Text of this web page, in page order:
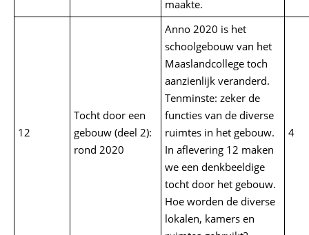
maakte.
12
Tocht door een
gebouw (deel 2):
rond 2020
Anno 2020 is het
schoolgebouw van het
Maaslandcollege toch
aanzienlijk veranderd.
Tenminste: zeker de
functies van de diverse
ruimtes in het gebouw.
In aflevering 12 maken
we een denkbeeldige
tocht door het gebouw.
Hoe worden de diverse
lokalen, kamers en
4